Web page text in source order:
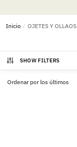
Inicio / OJETES Y OLLAOS
SHOW FILTERS